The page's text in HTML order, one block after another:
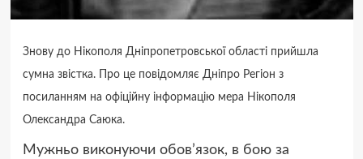
Знову до Нікополя Дніпропетровської області прийшла
сумна звістка. Про це повідомляє Дніпро Регіон з
посиланням на офіційну інформацію мера Нікополя
Олександра Саюка.
Мужньо виконуючи обов’язок, в бою за